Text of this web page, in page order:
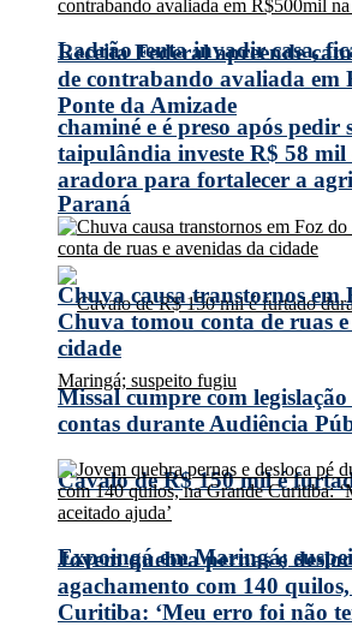
Ladrão tenta invadir casa,
chaminé e é preso após pedir
Paraná
Cavalo de R$ 150 mil é
Expoingá em Maringá;
Receita Federal apreende
de contrabando avaliada em
Ponte da Amizade
taipulândia investe R$ 58 mil
aradora para fortalecer a
Chuva causa transtornos em
Chuva tomou conta de ruas
cidade
Missal cumpre com
contas durante Audiência
Jovem quebra pernas e
agachamento com 140
Curitiba: ‘Meu erro foi não